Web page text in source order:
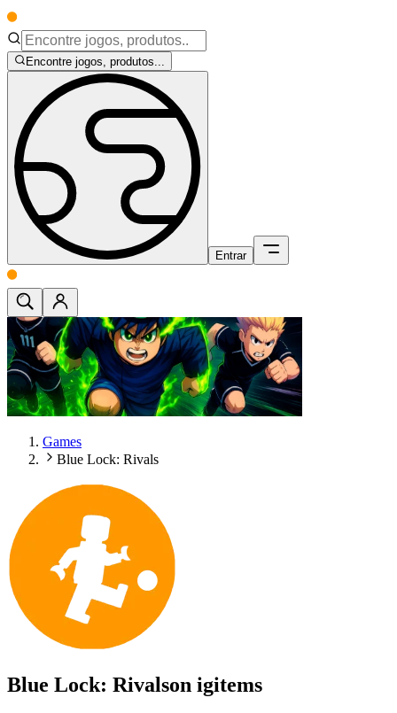
Encontre jogos, produtos...
Entrar
Games
Blue Lock: Rivals
Blue Lock: Rivalson igitems